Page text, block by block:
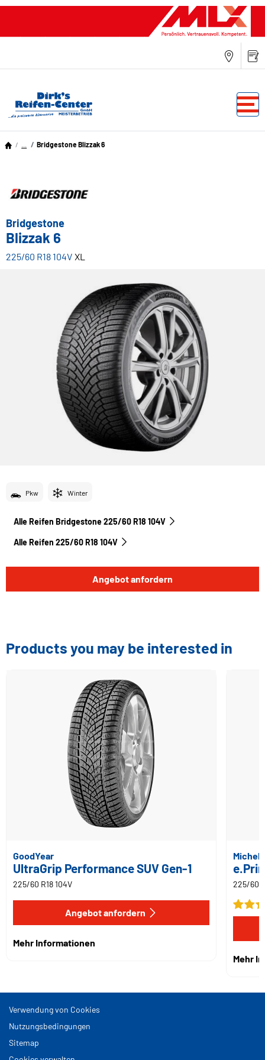
Bridgestone Blizzak 6
Bridgestone
Blizzak 6
225/60 R18 104V XL
Pkw Winter
Alle Reifen Bridgestone 225/60 R18 104V
Alle Reifen‎ 225/60 R18 104V
Angebot anfordern
Products you may be interested in
GoodYear
UltraGrip Performance SUV Gen-1
225/60 R18 104V
Angebot anfordern
Mehr Informationen
225/60
Mehr
Verwendung von Cookies
Nutzungsbedingungen
Sitemap